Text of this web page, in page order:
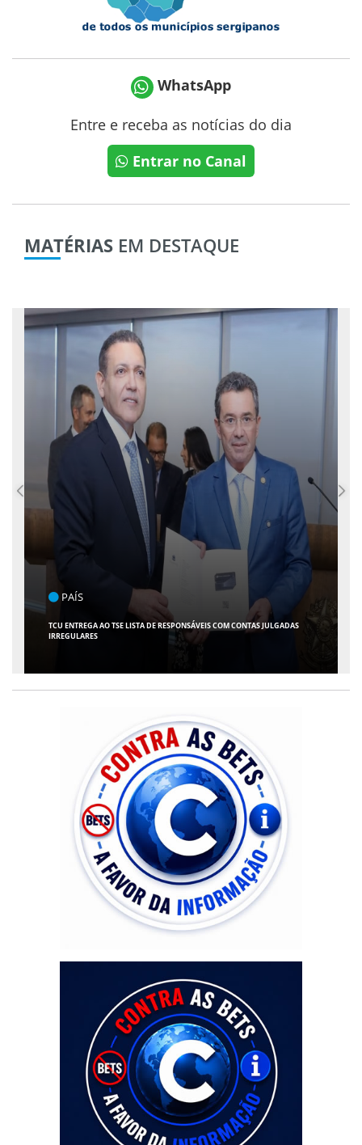
WhatsApp
Entre e receba as notícias do dia
Entrar no Canal
MATÉRIAS EM DESTAQUE
ENTRETENIMENTO
ARACAJU RECEBE ESPETÁCULO INFANTIL "SPIDEY E SEUS AMIGOS" COM
AVENTURA AO VIVO NO TEATRO ATHENEU